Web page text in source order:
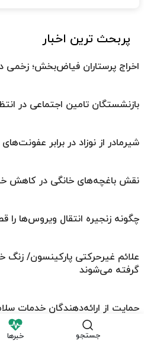
پربحث ترین اخبار
اخراج پرستاران فیاض‌بخش؛ زخمی
بازنشستگان تامین اجتماعی در
شیرمادر از نوزاد در برابر
نقش باغچه‌های خانگی در کاهش
چگونه زنجیره انتقال ویروس‌ها را
علائم غیرحرکتی پارکینسون/ زنگ
گرفته می‌شوند
حمایت از ارائه‌دهندگان خدمات
جستجو خبرها